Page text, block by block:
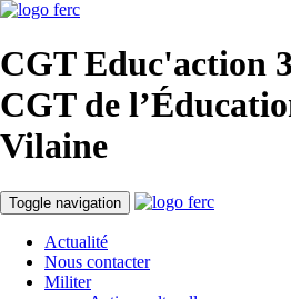
CGT Educ'action
CGT de
Vilaine
Toggle navigation
Actualité
Nous contacter
Militer